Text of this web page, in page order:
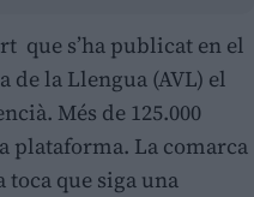
que s’ha publicat en el
de la Llengua (AVL) el
Més de 125.000
plataforma. La comarca
toca que siga una